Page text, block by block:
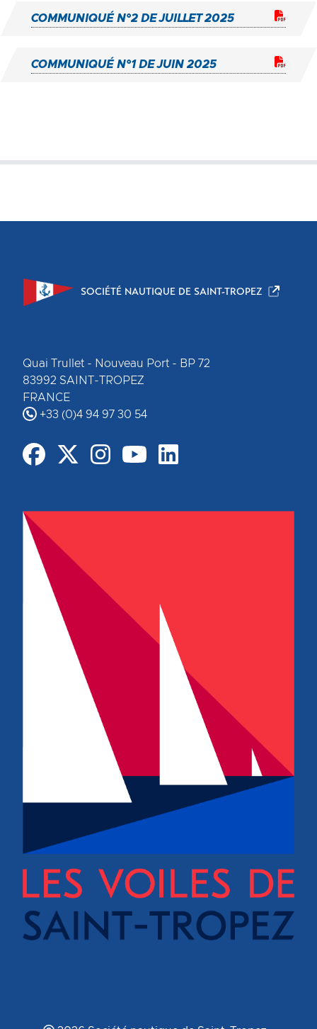
COMMUNIQUÉ N°2 DE JUILLET 2025
COMMUNIQUÉ N°1 DE JUIN 2025
SOCIÉTÉ NAUTIQUE DE SAINT-TROPEZ
Quai Trullet - Nouveau Port - BP 72
83992 SAINT-TROPEZ
FRANCE
+33 (0)4 94 97 30 54